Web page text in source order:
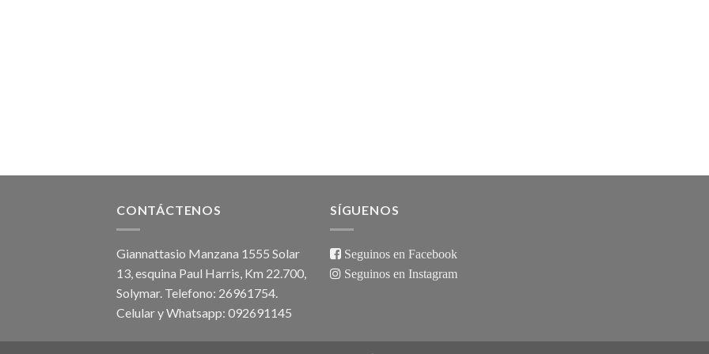
CONTÁCTENOS
Giannattasio Manzana 1555 Solar
13, esquina Paul Harris, Km 22.700,
Solymar. Telefono: 26961754.
Celular y Whatsapp: 092691145
SÍGUENOS
Seguinos en Facebook
Seguinos en Instagram